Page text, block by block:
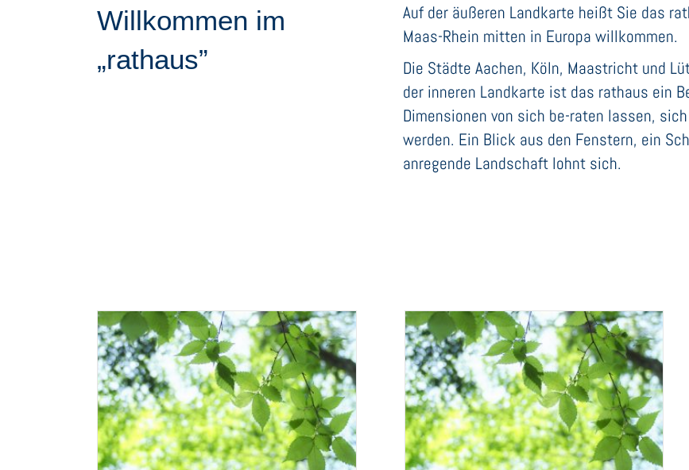
Willkommen im
„rathaus”
Auf der äußeren Landkarte heißt Sie das
Maas-Rhein mitten in Europa willkommen.
Die Städte Aachen, Köln, Maastricht und
der inneren Landkarte ist das rathaus ein
Dimensionen von sich be-raten lassen,
werden. Ein Blick aus den Fenstern, ein
anregende Landschaft lohnt sich.